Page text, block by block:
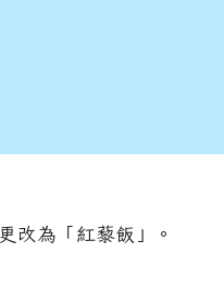
、津味、
改為「紅藜飯」。